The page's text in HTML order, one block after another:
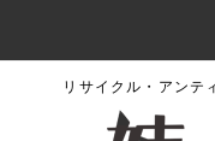
リサイクル・アンテ